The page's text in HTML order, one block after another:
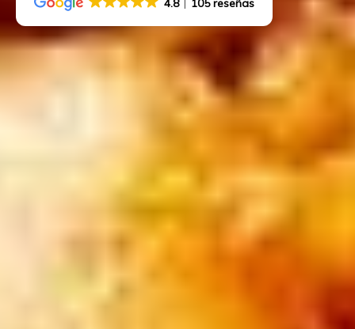
4.8 105 reseñas